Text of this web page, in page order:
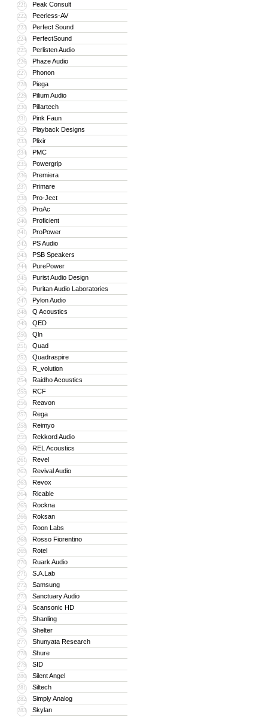
221 Peak Consult
222 Peerless-AV
223 Perfect Sound
224 PerfectSound
225 Perlisten Audio
226 Phaze Audio
227 Phonon
228 Piega
229 Pilium Audio
230 Pillartech
231 Pink Faun
232 Playback Designs
233 Plixir
234 PMC
235 Powergrip
236 Premiera
237 Primare
238 Pro-Ject
239 ProAc
240 Proficient
241 ProPower
242 PS Audio
243 PSB Speakers
244 PurePower
245 Purist Audio Design
246 Puritan Audio Laboratories
247 Pylon Audio
248 Q Acoustics
249 QED
250 Qln
251 Quad
252 Quadraspire
253 R_volution
254 Raidho Acoustics
255 RCF
256 Reavon
257 Rega
258 Reimyo
259 Rekkord Audio
260 REL Acoustics
261 Revel
262 Revival Audio
263 Revox
264 Ricable
265 Rockna
266 Roksan
267 Roon Labs
268 Rosso Fiorentino
269 Rotel
270 Ruark Audio
271 S.A.Lab
272 Samsung
273 Sanctuary Audio
274 Scansonic HD
275 Shanling
276 Shelter
277 Shunyata Research
278 Shure
279 SID
280 Silent Angel
281 Siltech
282 Simply Analog
283 Skylan